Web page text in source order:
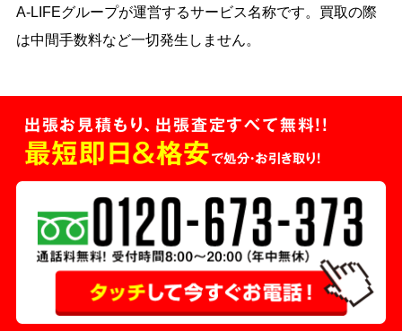
A-LIFEグループが運営するサービス名称です。買取の際
は中間手数料など一切発生しません。
出張お見積もり、出張査定すべて無料!!
最短即日＆格安で処分・お引き取り！